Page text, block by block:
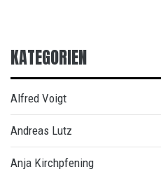
KATEGORIEN
Alfred Voigt
Andreas Lutz
Anja Kirchpfening